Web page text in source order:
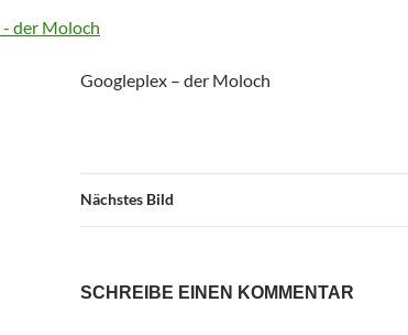
Googleplex – der Moloch
Nächstes Bild
SCHREIBE EINEN KOMMENTAR